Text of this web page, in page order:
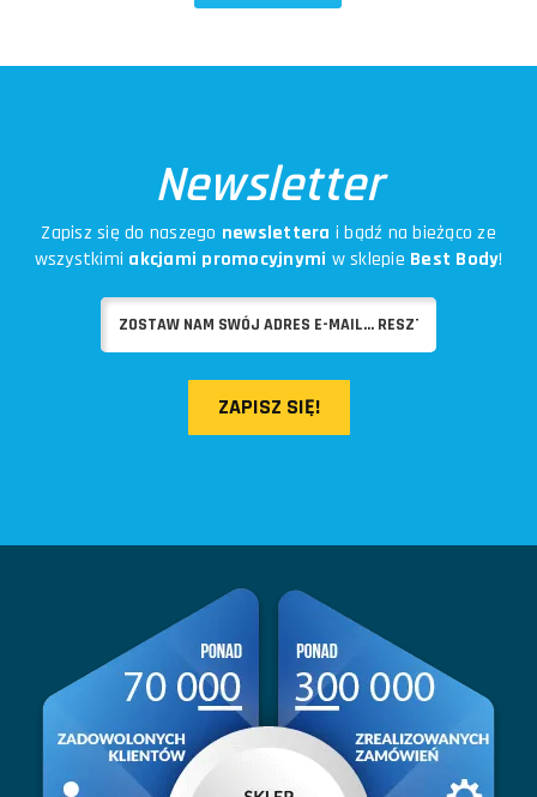
Newsletter
Zapisz się do naszego newslettera i bądź na bieżąco ze
wszystkimi akcjami promocyjnymi w sklepie Best Body!
ZAPISZ SIĘ!